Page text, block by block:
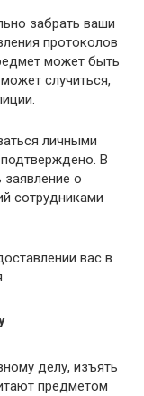
забрать ваши
протоколов
может быть
случиться,
личными
В
о
сотрудниками
вас в
делу, изъять
предметом